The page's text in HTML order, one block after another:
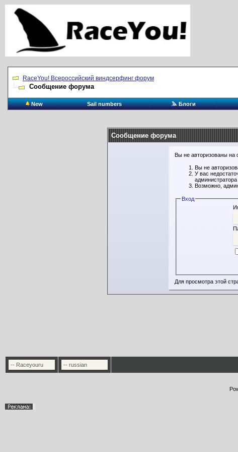
RaceYou! Всероссийский виндсерфинг форум
Сообщение форума
New Sail numbers Блоги
Сообщение форума
Вы не авторизованы на
Вы не
У вас
Возможно,
Вход
Для просмотра этой